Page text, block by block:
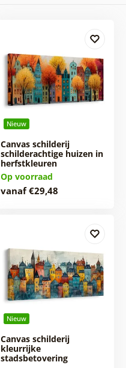
Nieuw
Canvas schilderij
schilderachtige huizen in
herfstkleuren
Op voorraad
vanaf €29,48
Nieuw
Canvas schilderij
kleurrijke
stadsbetovering